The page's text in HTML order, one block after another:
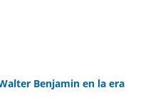
Benjamin en la era